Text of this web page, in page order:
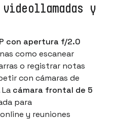
videollamadas y
con apertura f/2.0
como escanear
o registrar notas
con cámaras de
cámara frontal de 5
para
y reuniones